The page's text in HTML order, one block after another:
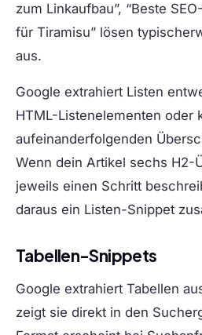
zum Linkaufbau”, “Beste
für Tiramisu” lösen
aus.
Google extrahiert Listen
HTML-Listenelementen oder
aufeinanderfolgenden
Wenn dein Artikel sechs H2-
jeweils einen Schritt
daraus ein Listen-Snippet
Tabellen-Snippets
Google extrahiert Tabellen
zeigt sie direkt in den